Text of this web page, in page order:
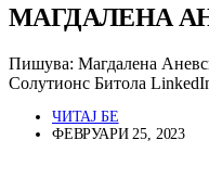
МАГДАЛЕНА
Пишува: Магдалена
Солутионс Битола
ЧИТАЈ БЕ
ФЕВРУАРИ 25, 2023